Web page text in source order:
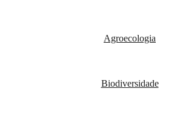
Agroecologia
Biodiversidade